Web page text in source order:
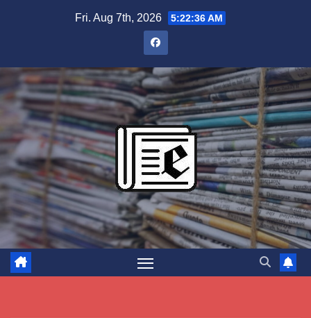
Fri. Aug 7th, 2026 5:22:37 AM